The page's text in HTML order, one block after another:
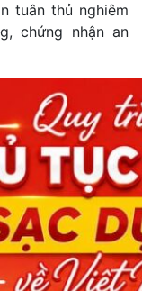
tuân thủ nghiêm
chứng nhận an